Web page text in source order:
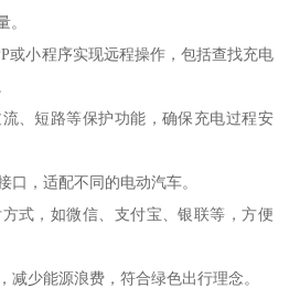
。
或小程序实现远程操作，包括查找充电
、短路等保护功能，确保充电过程安
口，适配不同的电动汽车。
式，如微信、支付宝、银联等，方便
减少能源浪费，符合绿色出行理念。